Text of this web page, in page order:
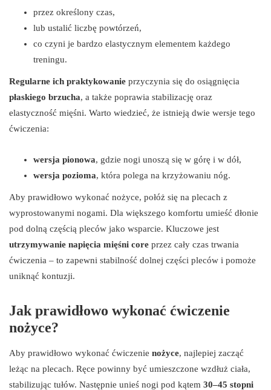
przez określony czas,
lub ustalić liczbę powtórzeń,
co czyni je bardzo elastycznym elementem każdego
treningu.
Regularne ich praktykowanie przyczynia się do osiągnięcia
płaskiego brzucha, a także poprawia stabilizację oraz
elastyczność mięśni. Warto wiedzieć, że istnieją dwie wersje tego
ćwiczenia:
wersja pionowa, gdzie nogi unoszą się w górę i w dół,
wersja pozioma, która polega na krzyżowaniu nóg.
Aby prawidłowo wykonać nożyce, połóż się na plecach z
wyprostowanymi nogami. Dla większego komfortu umieść dłonie
pod dolną częścią pleców jako wsparcie. Kluczowe jest
utrzymywanie napięcia mięśni core przez cały czas trwania
ćwiczenia – to zapewni stabilność dolnej części pleców i pomoże
uniknąć kontuzji.
Jak prawidłowo wykonać ćwiczenie
nożyce?
Aby prawidłowo wykonać ćwiczenie nożyce, najlepiej zacząć
leżąc na plecach. Ręce powinny być umieszczone wzdłuż ciała,
stabilizując tułów. Następnie unieś nogi pod kątem 30–45 stopni